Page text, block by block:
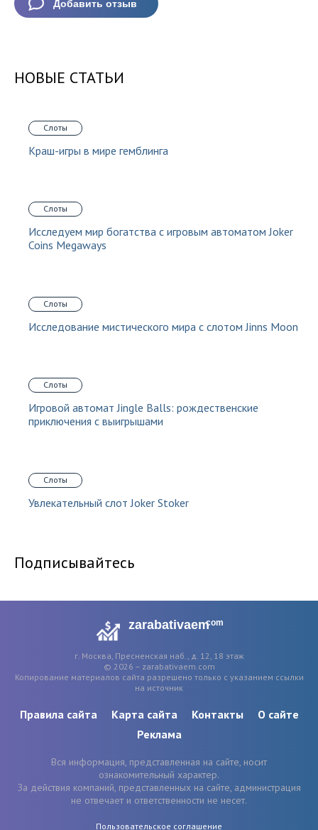
НОВЫЕ СТАТЬИ
Слоты
Краш-игры в мире гемблинга
Слоты
Исследуем мир богатства с игровым автоматом Joker
Coins Megaways
Слоты
Исследование мистического мира с слотом Jinns Moon
Слоты
Игровой автомат Jingle Balls: рождественские
приключения с выигрышами
Слоты
Увлекательный слот Joker Stoker
Подписывайтесь
zarabativaemcom
г. Москва, Пресненская наб., д. 12, 18 этаж
© 2026 – zarabativaem.com
Копирование материалов сайта разрешено только с указанием ссылки
на источник
Правила сайта Карта сайта Контакты
О сайте
Реклама
Вся информация, представленная на сайте, носит
ознакомительный характер.
За действия компаний, представленных на сайте, администрация
не отвечает и ответственности не несет.
Пользовательское соглашение